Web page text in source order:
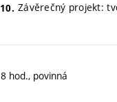
Závěrečný projekt:
8 hod., povinná